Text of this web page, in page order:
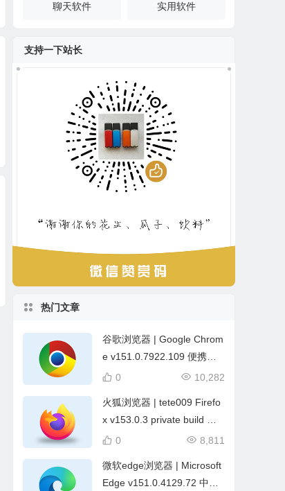
聊天软件 实用软件
支持一下站长
热门文章
谷歌浏览器 | Google Chrom
e v151.0.7922.109 便携增
强版
10,282
0
火狐浏览器 | tete009 Firefo
x v153.0.3 private build 中
文绿色便携版
8,811
0
微软edge浏览器 | Microsoft
Edge v151.0.4129.72 中文